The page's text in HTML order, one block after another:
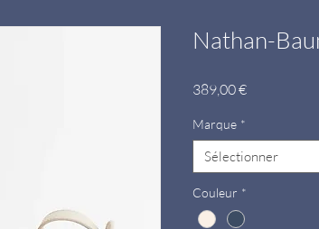
Nathan-
389,00 €Prix
Marque *
Sélectionner
Couleur *